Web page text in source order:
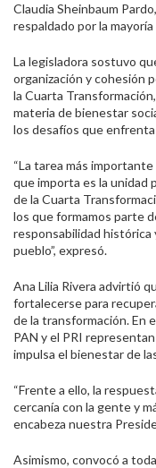
Claudia Sheinbaum
respaldado por la
La legisladora sostuvo
organización y cohesión
la Cuarta
materia de bienestar
los desafíos que enfrenta
“La tarea más
que importa es la unidad
de la Cuarta
los que formamos parte
responsabilidad
pueblo”, expresó.
Ana Lilia Rivera advirtió
fortalecerse para
de la transformación. En
PAN y el PRI
impulsa el bienestar de
“Frente a ello, la
cercanía con la gente y
encabeza nuestra
Asimismo, convocó a